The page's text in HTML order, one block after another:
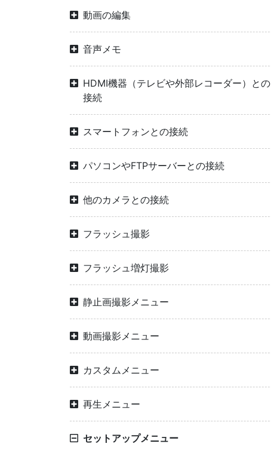
動画の編集
音声メモ
HDMI機器（テレビや外部レコーダー）との
接続
スマートフォンとの接続
パソコンやFTPサーバーとの接続
他のカメラとの接続
フラッシュ撮影
フラッシュ増灯撮影
静止画撮影メニュー
動画撮影メニュー
カスタムメニュー
再生メニュー
セットアップメニュー